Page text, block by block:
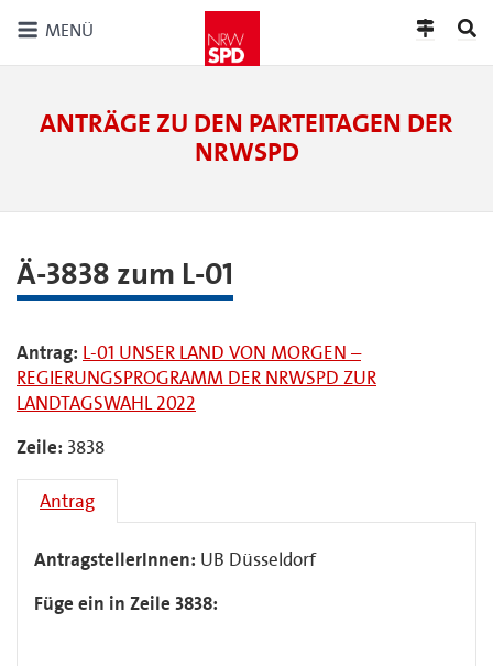
MENÜ
ANTRÄGE ZU DEN PARTEITAGEN DER
NRWSPD
Ä-3838 zum L-01
Antrag: L-01 UNSER LAND VON MORGEN –
REGIERUNGSPROGRAMM DER NRWSPD ZUR
LANDTAGSWAHL 2022
Zeile: 3838
Antrag
AntragstellerInnen: UB Düsseldorf
Füge ein in Zeile 3838: